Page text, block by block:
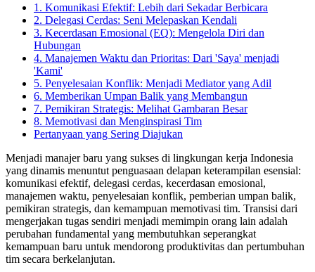
1. Komunikasi Efektif: Lebih dari Sekadar Berbicara
2. Delegasi Cerdas: Seni Melepaskan Kendali
3. Kecerdasan Emosional (EQ): Mengelola Diri dan
Hubungan
4. Manajemen Waktu dan Prioritas: Dari 'Saya' menjadi
'Kami'
5. Penyelesaian Konflik: Menjadi Mediator yang Adil
6. Memberikan Umpan Balik yang Membangun
7. Pemikiran Strategis: Melihat Gambaran Besar
8. Memotivasi dan Menginspirasi Tim
Pertanyaan yang Sering Diajukan
Menjadi manajer baru yang sukses di lingkungan kerja Indonesia
yang dinamis menuntut penguasaan delapan keterampilan esensial:
komunikasi efektif, delegasi cerdas, kecerdasan emosional,
manajemen waktu, penyelesaian konflik, pemberian umpan balik,
pemikiran strategis, dan kemampuan memotivasi tim. Transisi dari
mengerjakan tugas sendiri menjadi memimpin orang lain adalah
perubahan fundamental yang membutuhkan seperangkat
kemampuan baru untuk mendorong produktivitas dan pertumbuhan
tim secara berkelanjutan.